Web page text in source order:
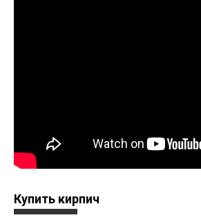
Купить кирпич